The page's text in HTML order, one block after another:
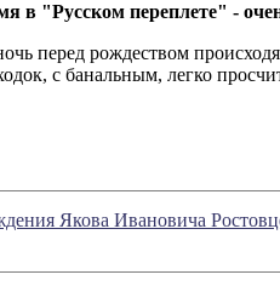
в "Русском переплете" -
перед рождеством
с банальным, легко
Якова Ивановича